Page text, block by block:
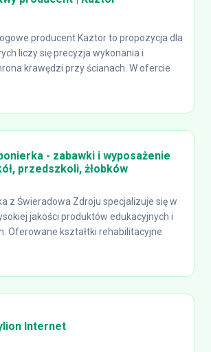
producent Kaztor to propozycja dla
liczy się precyzja wykonania i
krawędzi przy ścianach. W ofercie
- zabawki i wyposażenie
przedszkoli, żłobków
z Świeradowa Zdroju specjalizuje się w
jakości produktów edukacyjnych i
Oferowane kształtki rehabilitacyjne
Internet